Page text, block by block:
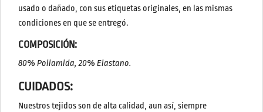
usado o dañado, con sus etiquetas originales, en las mismas
condiciones en que se entregó.
COMPOSICIÓN:
80% Poliamida, 20% Elastano.
CUIDADOS:
Nuestros tejidos son de alta calidad, aun así, siempre